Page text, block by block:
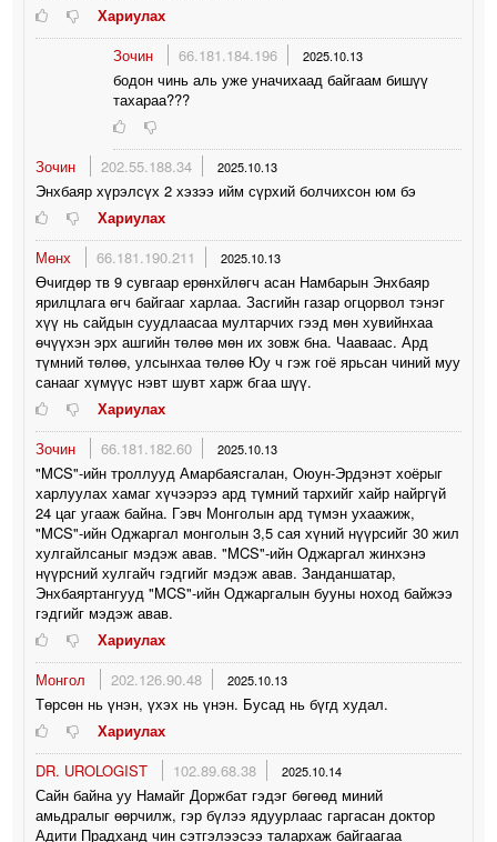
Хариулах
Зочин
66.181.184.196 2025.10.13
бодон чинь аль уже уначихаад байгаам бишүү
тахараа???
Зочин 202.55.188.34 2025.10.13
Энхбаяр хүрэлсүх 2 хэзээ ийм сүрхий болчихсон юм бэ
Хариулах
Мөнх
66.181.190.211 2025.10.13
Өчигдөр тв 9 сувгаар ерөнхйлөгч асан Намбарын Энхбаяр
ярилцлага өгч байгааг харлаа. Засгийн газар огцорвол тэнэг
хүү нь сайдын суудлаасаа мултарчих гээд мөн хувийнхаа
өчүүхэн эрх ашгийн төлөө мөн их зовж бна. Чааваас. Ард
түмний төлөө, улсынхаа төлөө Юу ч гэж гоё ярьсан чиний муу
санааг хүмүүс нэвт шувт харж бгаа шүү.
Хариулах
Зочин
66.181.182.60 2025.10.13
"MCS"-ийн троллууд Амарбаясгалан, Оюун-Эрдэнэт хоёрыг
харлуулах хамаг хүчээрээ ард түмний тархийг хайр найргүй
24 цаг угааж байна. Гэвч Монголын ард түмэн ухаажиж,
"MCS"-ийн Оджаргал монголын 3,5 сая хүний нүүрсийг 30 жил
хулгайлсаныг мэдэж авав. "MCS"-ийн Оджаргал жинхэнэ
нүүрсний хулгайч гэдгийг мэдэж авав. Занданшатар,
Энхбаяртангууд "MCS"-ийн Оджаргалын бууны ноход байжээ
гэдгийг мэдэж авав.
Хариулах
Монгол
202.126.90.48 2025.10.13
Төрсөн нь үнэн, үхэх нь үнэн. Бусад нь бүгд худал.
Хариулах
DR. UROLOGIST
102.89.68.38 2025.10.14
Сайн байна уу Намайг Доржбат гэдэг бөгөөд миний
амьдралыг өөрчилж, гэр бүлээ ядуурлаас гаргасан доктор
Адити Прадханд чин сэтгэлээсээ талархаж байгаагаа